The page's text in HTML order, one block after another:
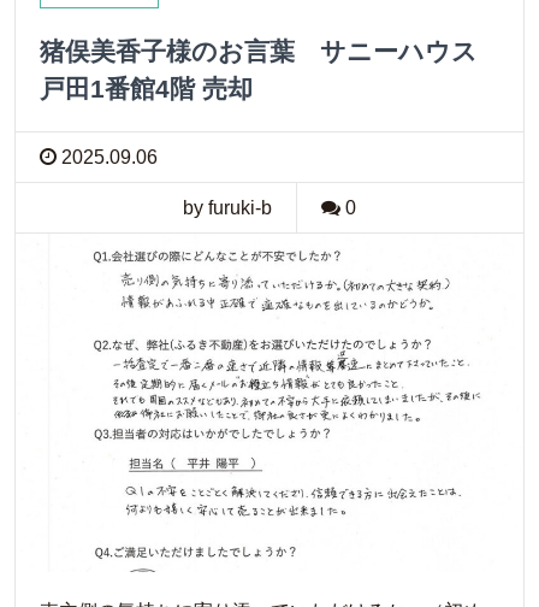
猪俣美香子様のお言葉 サニーハウス
戸田1番館4階 売却
2025.09.06
by furuki-b 0